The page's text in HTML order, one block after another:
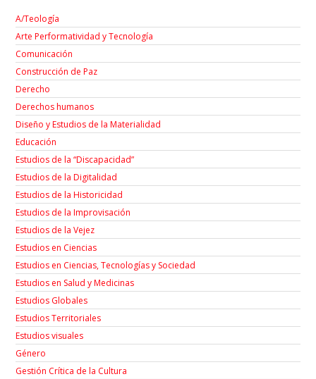
A/Teología
Arte Performatividad y Tecnología
Comunicación
Construcción de Paz
Derecho
Derechos humanos
Diseño y Estudios de la Materialidad
Educación
Estudios de la “Discapacidad”
Estudios de la Digitalidad
Estudios de la Historicidad
Estudios de la Improvisación
Estudios de la Vejez
Estudios en Ciencias
Estudios en Ciencias, Tecnologías y Sociedad
Estudios en Salud y Medicinas
Estudios Globales
Estudios Territoriales
Estudios visuales
Género
Gestión Crítica de la Cultura